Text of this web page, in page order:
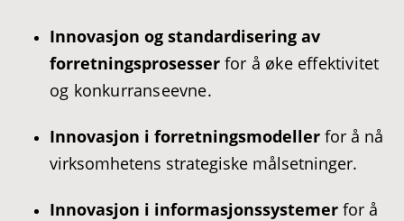
Innovasjon og standardisering av
forretningsprosesser for å øke effektivitet
og konkurranseevne.
Innovasjon i forretningsmodeller for å nå
virksomhetens strategiske målsetninger.
Innovasjon i informasjonssystemer for å